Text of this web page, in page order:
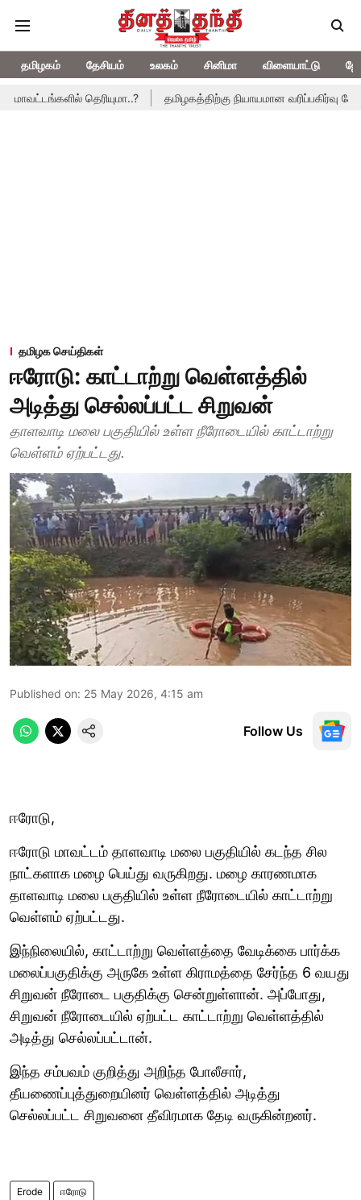
தமிழகம் தேசியம் உலகம் சினிமா விளையாட்டு
தெரியுமா..? தமிழகத்திற்கு நியாயமான வரிப்பகிர்வு கோரி
தமிழக செய்திகள்
ஈரோடு: காட்டாற்று வெள்ளத்தில்
அடித்து செல்லப்பட்ட சிறுவன்
தாளவாடி மலை பகுதியில் உள்ள நீரோடையில் காட்டாற்று
வெள்ளம் ஏற்பட்டது.
Published on: 25 May 2026, 4:15 am
Follow Us
ஈரோடு,
ஈரோடு மாவட்டம் தாளவாடி மலை பகுதியில் கடந்த சில
நாட்களாக மழை பெய்து வருகிறது. மழை காரணமாக
தாளவாடி மலை பகுதியில் உள்ள நீரோடையில் காட்டாற்று
வெள்ளம் ஏற்பட்டது.
இந்நிலையில், காட்டாற்று வெள்ளத்தை வேடிக்கை பார்க்க
மலைப்பகுதிக்கு அருகே உள்ள கிராமத்தை சேர்ந்த 6 வயது
சிறுவன் நீரோடை பகுதிக்கு சென்றுள்ளான். அப்போது,
சிறுவன் நீரோடையில் ஏற்பட்ட காட்டாற்று வெள்ளத்தில்
அடித்து செல்லப்பட்டான்.
இந்த சம்பவம் குறித்து அறிந்த போலீசார்,
தீயணைப்புத்துறையினர் வெள்ளத்தில் அடித்து
செல்லப்பட்ட சிறுவனை தீவிரமாக தேடி வருகின்றனர்.
Erode ஈரோடு